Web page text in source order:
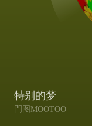
特别的梦
門图MOOTOO